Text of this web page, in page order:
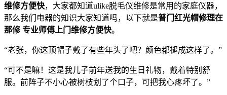
维修方便快，大家都知道ulike脱毛仪维修是常用的家庭仪器，
那么我们电器的知识大家知道吗，以下就是普门红光帽修理在
那修 专业师傅上门维修方便快。
“老张，你这顶帽子戴了有些年头了吧？颜色都褪成这样了。”
“可不是嘛！这是我儿子前年送我的生日礼物，戴着特别舒
服。前阵子不小心被树枝划了个口子，可把我心疼坏了。”